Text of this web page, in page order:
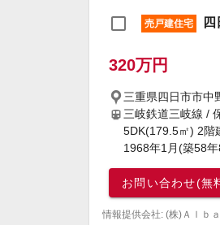
売戸建住宅 四
320万円
三重県四日市市中
三岐鉄道三岐線 /
5DK(179.5㎡) 2階
1968年1月(築58
お問い合わせ(無
情報提供会社: (株)Ａｌｂ